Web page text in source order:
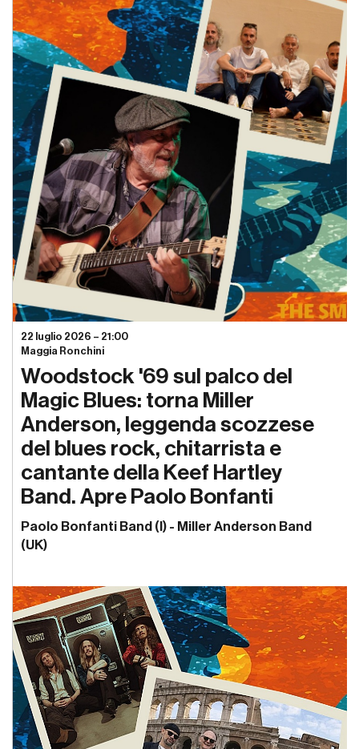
22 luglio 2026 – 21:00
Maggia Ronchini
Woodstock '69 sul palco del
Magic Blues: torna Miller
Anderson, leggenda scozzese
del blues rock, chitarrista e
cantante della Keef Hartley
Band. Apre Paolo Bonfanti
Paolo Bonfanti Band (I) - Miller Anderson Band
(UK)